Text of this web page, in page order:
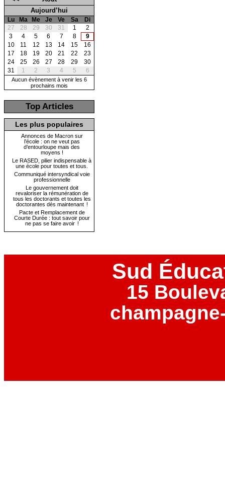
Aujourd’hui
Lu Ma Me Je Ve Sa
Di
27
28 29 30 31 1
2
3
4 5 6 7 8
9
10
11 12 13 14 15
16
17
18 19 20 21 22
23
24
25 26 27 28 29
30
31
1 2 3 4 5 6
Aucun évènement à venir les 6
prochains mois
Top Articles
Les plus populaires
Annonces de Macron sur
l’école : on ne veut pas
d’entourloupe mais des
moyens !
Le RASED, pilier indispensable à
une école pour toutes et tous.
Communiqué intersyndical voie
professionnelle
Le gouvernement doit
revaloriser la rémunération de
tous les doctorants et toutes les
doctorantes dès maintenant !
Pacte et Remplacement de
Courte Durée : tout savoir pour
ne pas se faire avoir !
Sud
15